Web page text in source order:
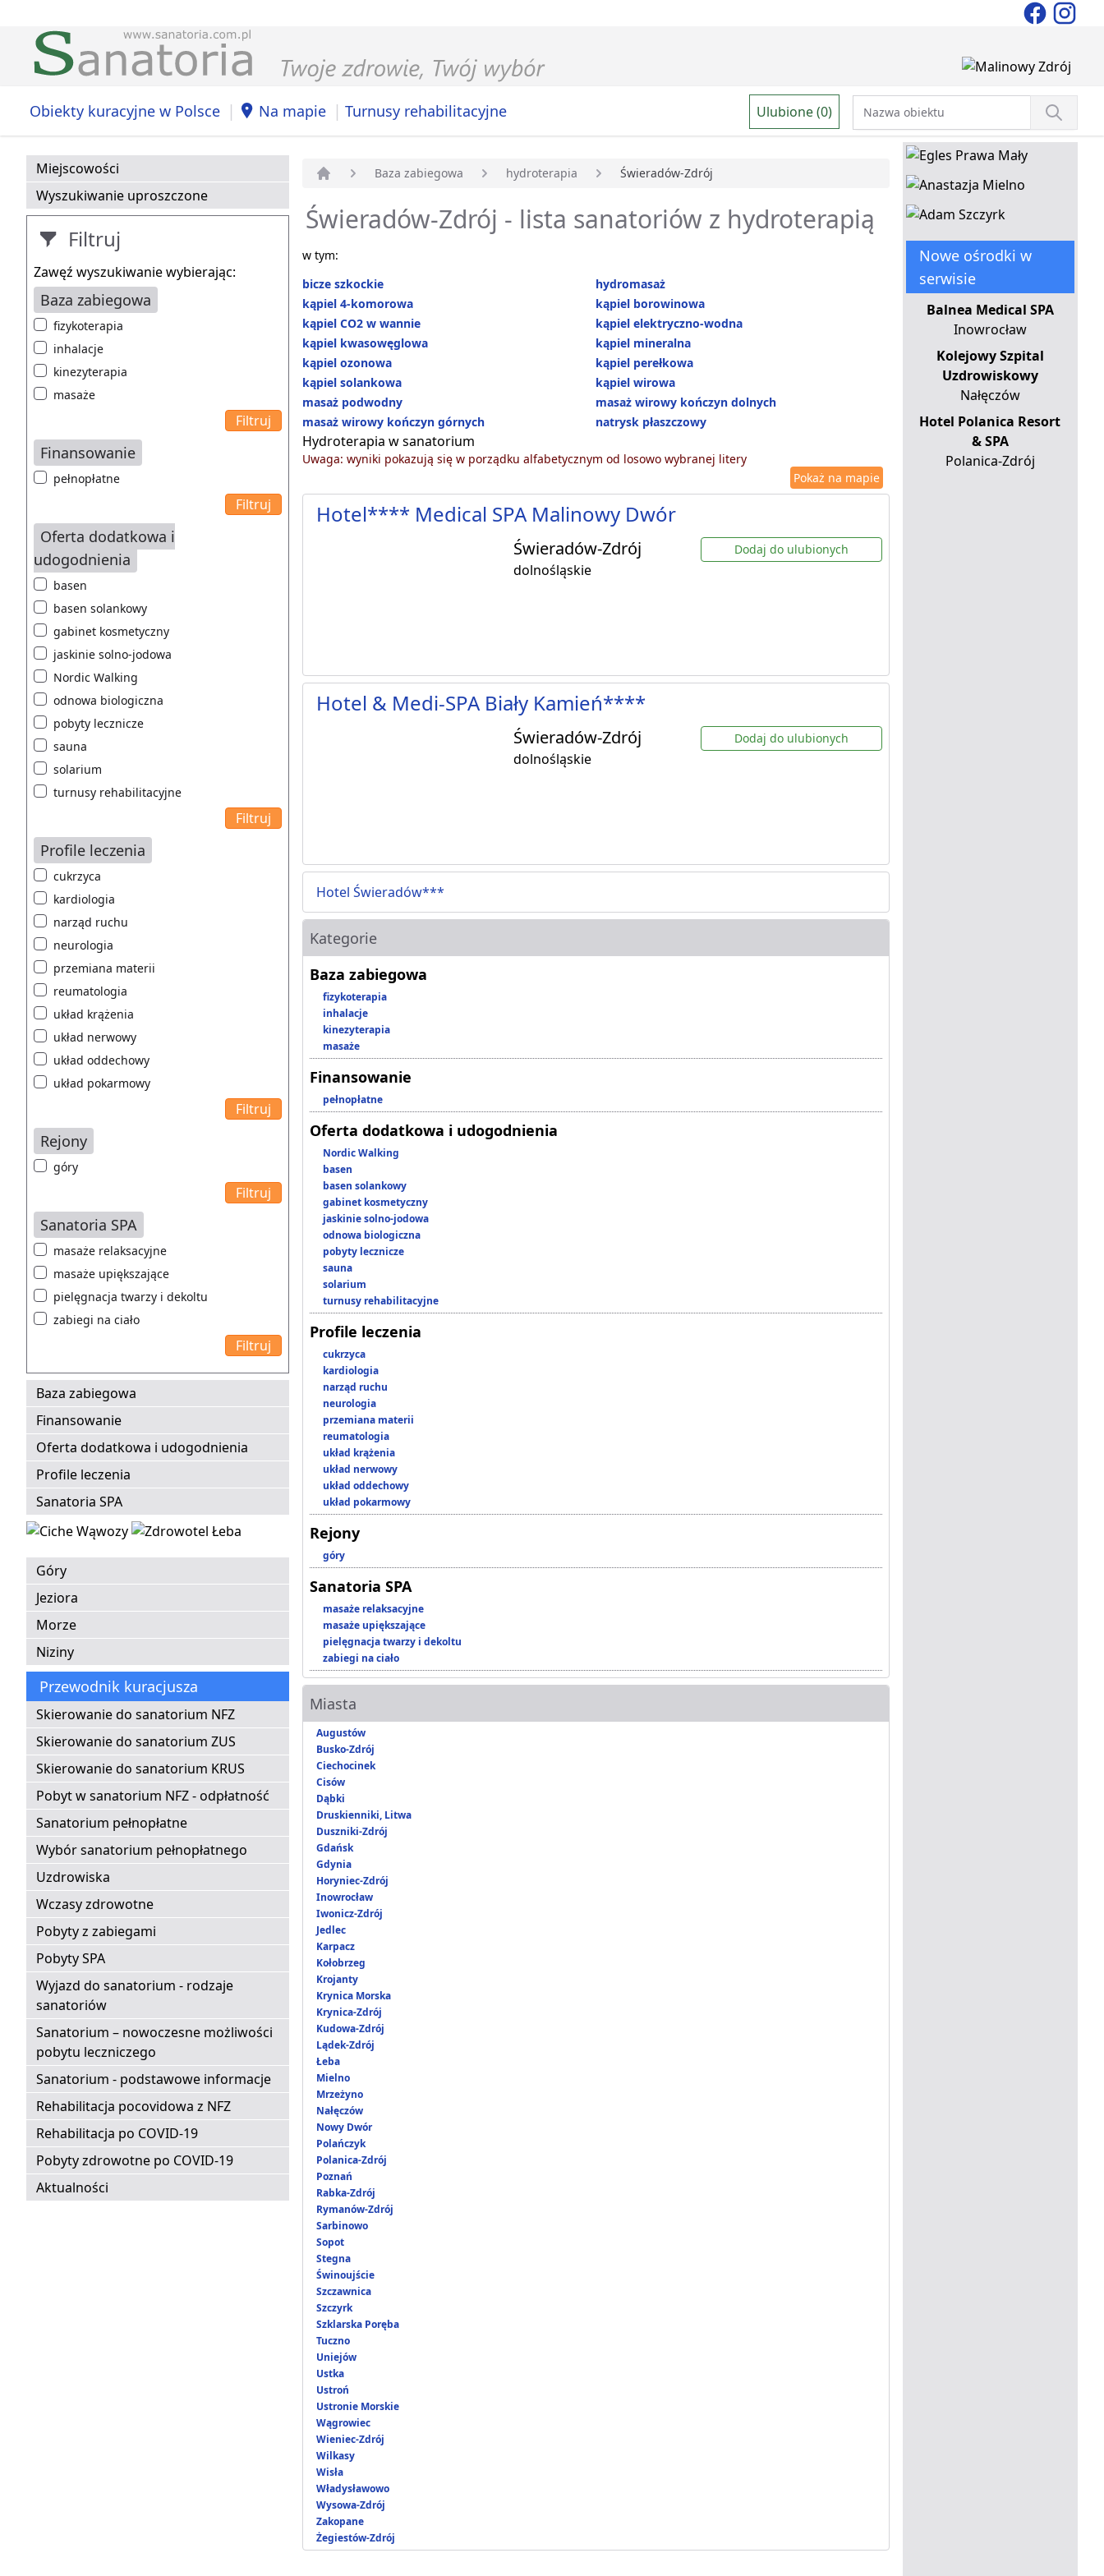
Obiekty kuracyjne w Polsce | Na mapie | Turnusy rehabilitacyjne Ulubione (0)
Miejscowości
Wyszukiwanie uproszczone
Filtruj
Zawęź wyszukiwanie wybierając:
Baza zabiegowa
fizykoterapia
inhalacje
kinezyterapia
masaże
Finansowanie
pełnopłatne
Oferta dodatkowa i
udogodnienia
basen
basen solankowy
gabinet kosmetyczny
jaskinie solno-jodowa
Nordic Walking
odnowa biologiczna
pobyty lecznicze
sauna
solarium
turnusy rehabilitacyjne
Profile leczenia
cukrzyca
kardiologia
narząd ruchu
neurologia
przemiana materii
reumatologia
układ krążenia
układ nerwowy
układ oddechowy
układ pokarmowy
Rejony
góry
Sanatoria SPA
masaże relaksacyjne
masaże upiększające
pielęgnacja twarzy i dekoltu
zabiegi na ciało
Baza zabiegowa
Finansowanie
Oferta dodatkowa i udogodnienia
Profile leczenia
Sanatoria SPA
Góry
Jeziora
Morze
Niziny
Przewodnik kuracjusza
Skierowanie do sanatorium NFZ
Skierowanie do sanatorium ZUS
Skierowanie do sanatorium KRUS
Pobyt w sanatorium NFZ - odpłatność
Sanatorium pełnopłatne
Wybór sanatorium pełnopłatnego
Uzdrowiska
Wczasy zdrowotne
Pobyty z zabiegami
Pobyty SPA
Wyjazd do sanatorium - rodzaje
sanatoriów
Sanatorium – nowoczesne możliwości
pobytu leczniczego
Sanatorium - podstawowe informacje
Rehabilitacja pocovidowa z NFZ
Rehabilitacja po COVID-19
Pobyty zdrowotne po COVID-19
Aktualności
Baza zabiegowa hydroterapia Świeradów-Zdrój
Świeradów-Zdrój - lista sanatoriów z hydroterapią
w tym:
bicze szkockie
hydromasaż
kąpiel 4-komorowa
kąpiel borowinowa
kąpiel CO2 w wannie
kąpiel elektryczno-wodna
kąpiel kwasowęglowa
kąpiel mineralna
kąpiel ozonowa
kąpiel perełkowa
kąpiel solankowa
kąpiel wirowa
masaż podwodny
masaż wirowy kończyn dolnych
masaż wirowy kończyn górnych
natrysk płaszczowy
Hydroterapia w sanatorium
Uwaga: wyniki pokazują się w porządku alfabetycznym od losowo wybranej litery
Pokaż na mapie
Hotel**** Medical SPA Malinowy Dwór
Świeradów-Zdrój
dolnośląskie
Dodaj do ulubionych
Hotel & Medi-SPA Biały Kamień****
Świeradów-Zdrój
dolnośląskie
Dodaj do ulubionych
Hotel Świeradów***
Kategorie
Baza zabiegowa
fizykoterapia
inhalacje
kinezyterapia
masaże
Finansowanie
pełnopłatne
Oferta dodatkowa i udogodnienia
Nordic Walking
basen
basen solankowy
gabinet kosmetyczny
jaskinie solno-jodowa
odnowa biologiczna
pobyty lecznicze
sauna
solarium
turnusy rehabilitacyjne
Profile leczenia
cukrzyca
kardiologia
narząd ruchu
neurologia
przemiana materii
reumatologia
układ krążenia
układ nerwowy
układ oddechowy
układ pokarmowy
Rejony
góry
Sanatoria SPA
masaże relaksacyjne
masaże upiększające
pielęgnacja twarzy i dekoltu
zabiegi na ciało
Miasta
Augustów
Busko-Zdrój
Ciechocinek
Cisów
Dąbki
Druskienniki, Litwa
Duszniki-Zdrój
Gdańsk
Gdynia
Horyniec-Zdrój
Inowrocław
Iwonicz-Zdrój
Jedlec
Karpacz
Kołobrzeg
Krojanty
Krynica Morska
Krynica-Zdrój
Kudowa-Zdrój
Lądek-Zdrój
Łeba
Mielno
Mrzeżyno
Nałęczów
Nowy Dwór
Polańczyk
Polanica-Zdrój
Poznań
Rabka-Zdrój
Rymanów-Zdrój
Sarbinowo
Sopot
Stegna
Świnoujście
Szczawnica
Szczyrk
Szklarska Poręba
Tuczno
Uniejów
Ustka
Ustroń
Ustronie Morskie
Wągrowiec
Wieniec-Zdrój
Wilkasy
Wisła
Władysławowo
Wysowa-Zdrój
Zakopane
Żegiestów-Zdrój
Nowe ośrodki w
serwisie
Balnea Medical SPA
Inowrocław
Kolejowy Szpital
Uzdrowiskowy
Nałęczów
Hotel Polanica Resort
& SPA
Polanica-Zdrój